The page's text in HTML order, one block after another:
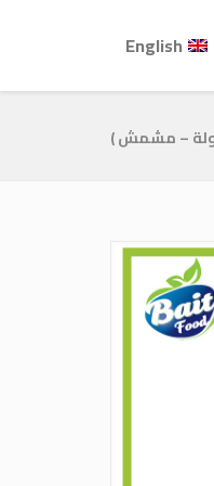
English
– مشمش )